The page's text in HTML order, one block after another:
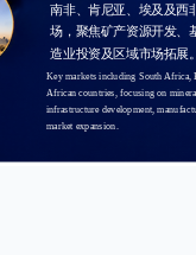
南非、肯尼亚、埃及及西
场，聚焦矿产资源开发、
造业投资及区域市场拓展
Key markets including South Africa,
African countries, focusing on
infrastructure development,
market expansion.